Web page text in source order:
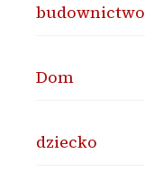
budownictwo
Dom
dziecko